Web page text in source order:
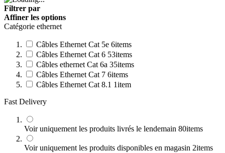
Filtrer par
Affiner les options
Catégorie ethernet
Câbles Ethernet Cat 5e 6items
Câbles Ethernet Cat 6 53items
Câbles ethernet Cat 6a 35items
Câbles Ethernet Cat 7 6items
Câbles Ethernet Cat 8.1 1item
Fast Delivery
Voir uniquement les produits livrés le lendemain 80items
Voir uniquement les produits disponibles en magasin 2items